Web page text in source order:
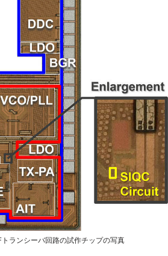
ランシーバ回路の試作チップの写真